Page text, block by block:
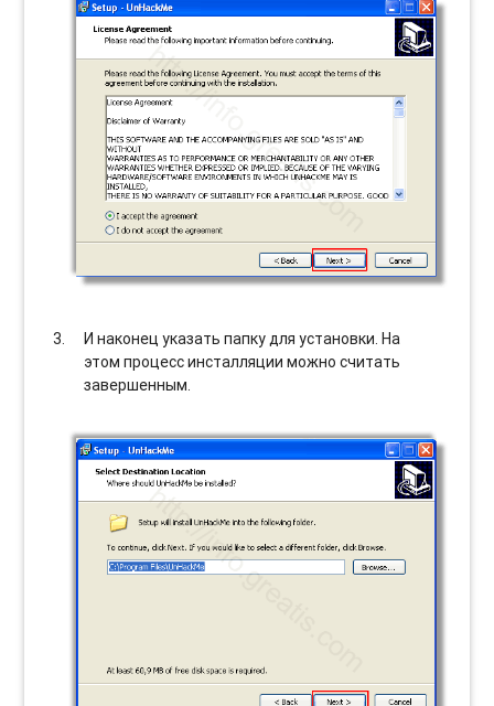
И наконец указать папку для установки. На
этом процесс инсталляции можно считать
завершенным.